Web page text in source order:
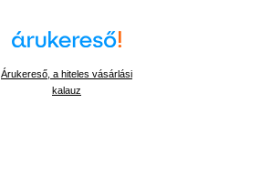
Árukereső, a hiteles vásárlási
kalauz